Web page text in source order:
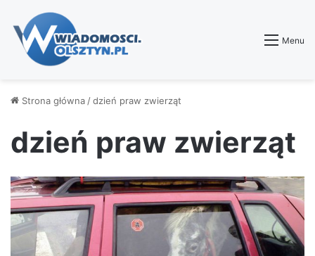
Menu
Strona główna /dzień praw zwierząt
dzień praw zwierząt